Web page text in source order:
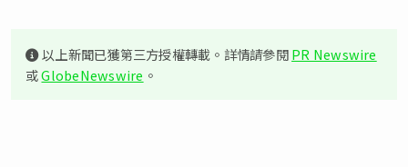
以上新聞已獲第三方授權轉載。詳情請參閱PR Newswire
或GlobeNewswire 。